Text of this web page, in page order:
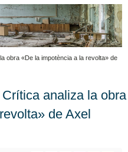
obra «De la impotència a la revolta» de
analiza la obra
de Axel